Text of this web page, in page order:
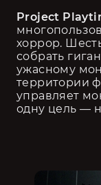
Project
хоррор.
собрать
ужасному
территории
управляет
одну цель —